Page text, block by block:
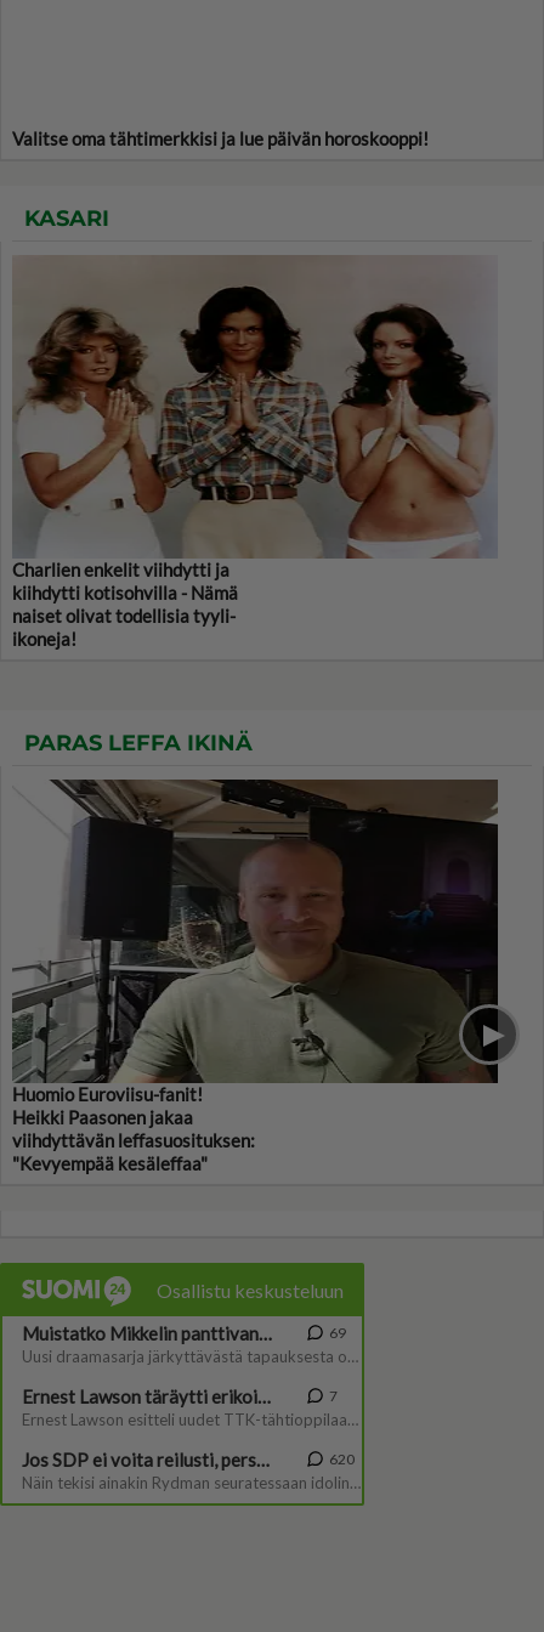
Valitse oma tähtimerkkisi ja lue päivän horoskooppi!
KASARI
Charlien enkelit viihdytti ja
kiihdytti kotisohvilla - Nämä
naiset olivat todellisia tyyli-
ikoneja!
PARAS LEFFA IKINÄ
Huomio Euroviisu-fanit!
Heikki Paasonen jakaa
viihdyttävän leffasuosituksen:
"Kevyempää kesäleffaa"